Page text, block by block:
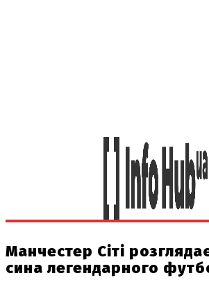
Манчестер Сіті
сина легендарного